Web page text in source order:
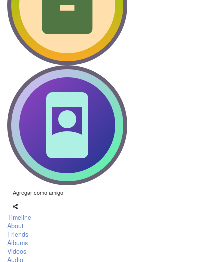
Agregar como amigo
Timeline
About
Friends
Albums
Videos
Audio